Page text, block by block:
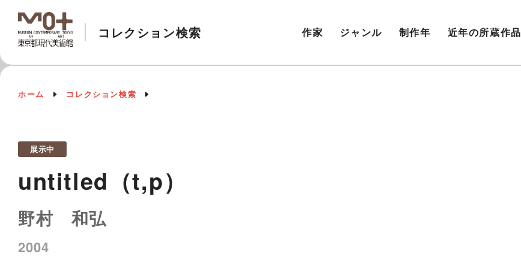
コレクション検索 作家 ジャンル 制作年 近年の所蔵作品
ホーム コレクション検索
展示中
untitled（t,p）
野村 和弘
2004